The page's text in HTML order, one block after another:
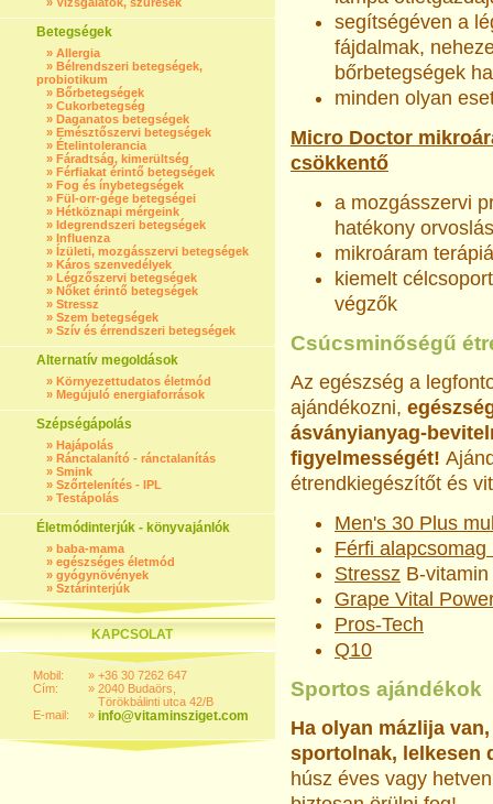
Betegségek
» Allergia
» Bélrendszeri betegségek,
probiotikum
» Bőrbetegségek
» Cukorbetegség
» Daganatos betegségek
» Emésztőszervi betegségek
» Ételintolerancia
» Fáradtság, kimerültség
» Férfiakat érintő betegségek
» Fog és ínybetegségek
» Fül-orr-gége betegségei
» Hétköznapi mérgeink
» Idegrendszeri betegségek
» Influenza
» Ízületi, mozgásszervi betegségek
» Káros szenvedélyek
» Légzőszervi betegségek
» Nőket érintő betegségek
» Stressz
» Szem betegségek
» Szív és érrendszeri betegségek
Alternatív megoldások
» Környezettudatos életmód
» Megújuló energiaforrások
Szépségápolás
» Hajápolás
» Ránctalanító - ránctalanítás
» Smink
» Szőrtelenítés - IPL
» Testápolás
Életmódinterjúk - könyvajánlók
» baba-mama
» egészséges életmód
» gyógynövények
» Sztárinterjúk
KAPCSOLAT
Mobil:
Cím:
E-mail:
»
»
»
+36 30 7262 647
2040 Budaörs,
Törökbálinti utca 42/B
info@vitaminsziget.com
segítségéven a
fájdalmak,
bőrbetegségek
minden olyan
Micro Doctor
csökkentő
a mozgásszervi
hatékony
mikroáram
kiemelt
végzők
Csúcsminőségű
Az egészség a
ajándékozni,
ásványianyag-
figyelmességét!
étrendkiegészítőt és
Men's 30 Plus
Férfi
Stressz B-vitamin
Grape Vital
Pros-Tech
Q10
Sportos ajándékok
Ha olyan mázlija
sportolnak, lelkesen
húsz éves vagy